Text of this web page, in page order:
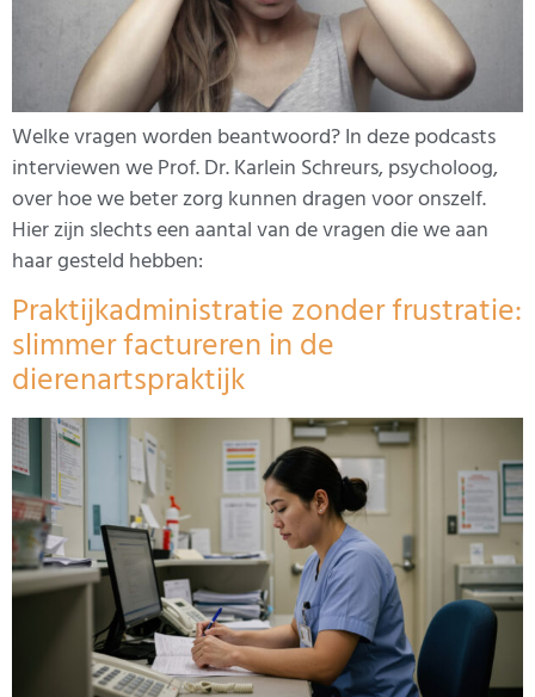
Welke vragen worden beantwoord? In deze podcasts
interviewen we Prof. Dr. Karlein Schreurs, psycholoog,
over hoe we beter zorg kunnen dragen voor onszelf.
Hier zijn slechts een aantal van de vragen die we aan
haar gesteld hebben:
Praktijkadministratie zonder frustratie:
slimmer factureren in de
dierenartspraktijk